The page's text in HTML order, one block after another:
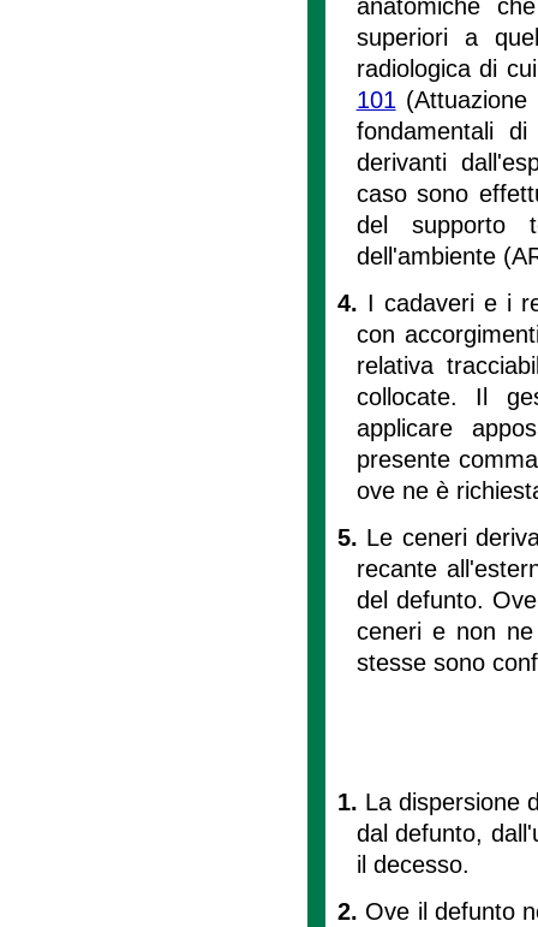
anatomiche
superiori a
radiologica di
101
fondamentali
derivanti
caso sono
del supporto
dell'ambiente
4. I cadaveri e i
con
relativa
collocate. Il
applicare
presente
ove ne è
5. Le ceneri
recante
del defunto.
ceneri e non
stesse sono
1. La dispersione
dal defunto,
il decesso.
2. Ove il defunto